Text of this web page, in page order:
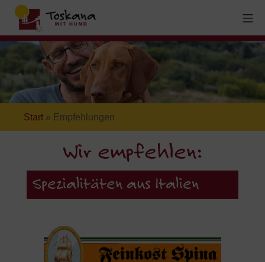
Start » Empfehlungen
Wir empfehlen:
Spezialitäten aus Italien